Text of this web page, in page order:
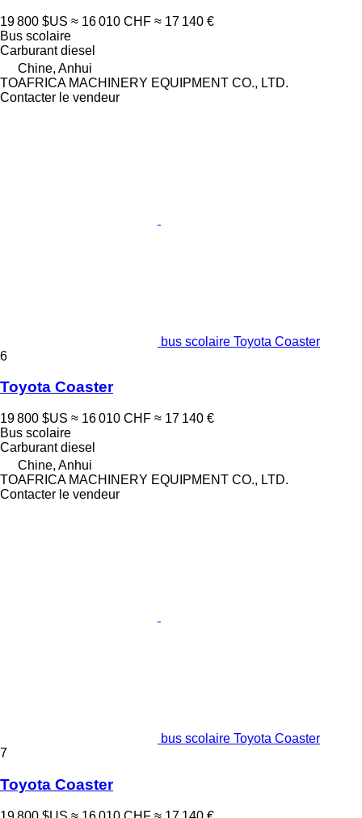
19 800 $US ≈ 16 010 CHF ≈ 17 140 €
Bus scolaire
Carburant diesel
Chine, Anhui
TOAFRICA MACHINERY EQUIPMENT CO., LTD.
Contacter le vendeur
bus scolaire Toyota Coaster
6
Toyota Coaster
19 800 $US ≈ 16 010 CHF ≈ 17 140 €
Bus scolaire
Carburant diesel
Chine, Anhui
TOAFRICA MACHINERY EQUIPMENT CO., LTD.
Contacter le vendeur
bus scolaire Toyota Coaster
7
Toyota Coaster